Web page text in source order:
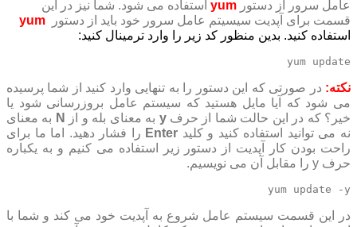
عامل سرور از دستور yum استفاده می شود. شما نیز در این
قسمت برای آپدیت سیسیتم عامل سرور خود باید از دستور yum
استفاده کنید. بدین منظور کد زیر را وارد ترمینال کنید:
yum update
نکته: در صورتی که این دستور را به تنهایی وارد کنید از شما پرسیده
می شود که آیا مایل هستید که سیستم عامل بروزرسانی شود یا
خیر؟ که در این حالت شما از حرفy به معنای بله و از N به معنای
نه می توانید استفاده کنید و کلید Enter را فشار دهید. اما ما برای
راحت بودن کار آپدیت از دستور زیر استفاده می کنیم و به یکباره
حرف y را مقابل آن می نویسیم.
yum update -y
در این قسمت سیستم عامل شروع به آپدیت خود می کند و شما با